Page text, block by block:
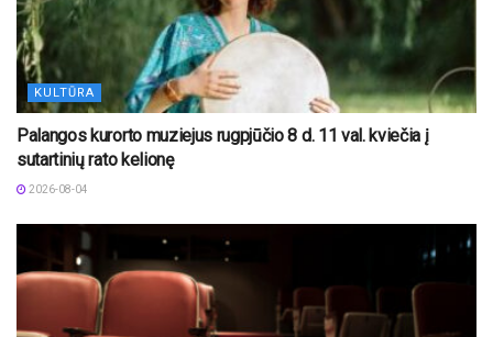
KULTŪRA
Palangos kurorto muziejus rugpjūčio 8 d. 11 val. kviečia į
sutartinių rato kelionę
2026-08-04